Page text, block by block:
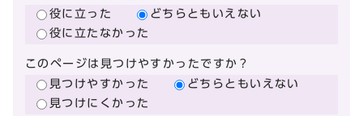
役に立った
どちらともいえない
役に立たなかった
このページは見つけやすかったですか？
見つけやすかった
どちらともいえない
見つけにくかった